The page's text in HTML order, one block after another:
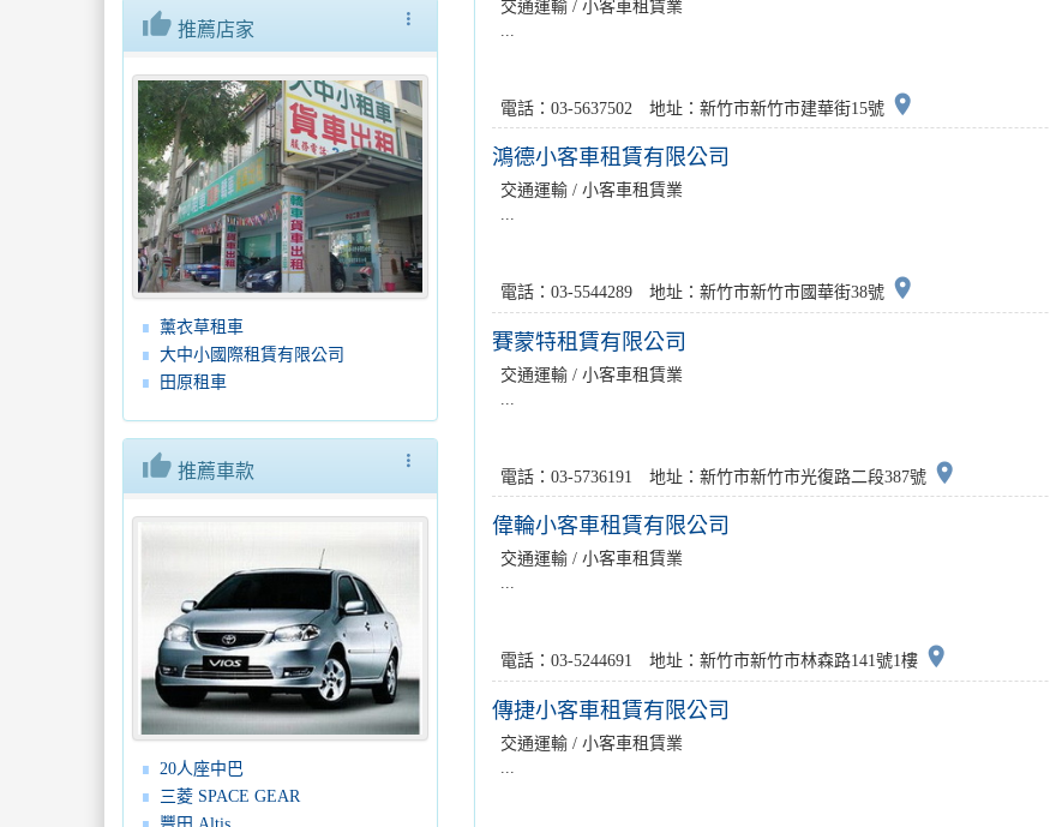
more_vert
thumb_up 推薦店家
薰衣草租車
大中小國際租賃有限公司
田原租車
more_vert
thumb_up 推薦車款
20人座中巴
三菱 SPACE GEAR
交通運輸 / 小客車租賃業
電話：03-5637502 地址：新竹市新竹市建華街15號 place
鴻德小客車租賃有限公司
交通運輸 / 小客車租賃業
...
電話：03-5544289 地址：新竹市新竹市國華街38號 place
賽蒙特租賃有限公司
交通運輸 / 小客車租賃業
電話：03-5736191 地址：新竹市新竹市光復路二段387號 place
偉輪小客車租賃有限公司
交通運輸 / 小客車租賃業
...
電話：03-5244691 地址：新竹市新竹市林森路141號1樓 place
傳捷小客車租賃有限公司
交通運輸 / 小客車租賃業